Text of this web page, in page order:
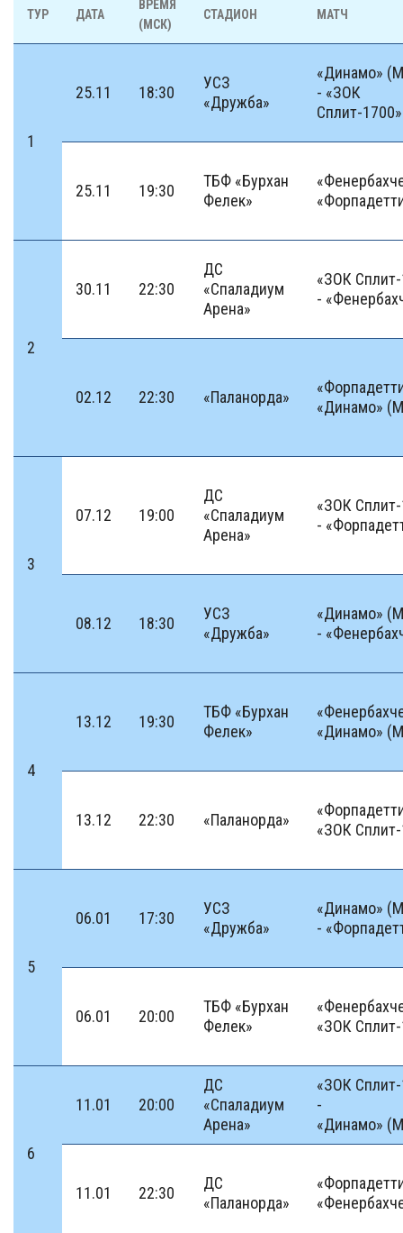
ТУР ДАТА
ВРЕМЯ
(МСК)
СТАДИОН МАТЧ
1
25.11 18:30
УСЗ
«Дружба»
«Динамо»
- «ЗОК
Сплит-1700»
25.11 19:30
ТБФ «Бурхан
Фелек»
2
30.11 22:30
ДС
«Спаладиум
Арена»
«ЗОК
-
02.12 22:30 «Паланорда»
«Динамо»
3
07.12 19:00
ДС
«Спаладиум
Арена»
«ЗОК
-
08.12 18:30
УСЗ
«Дружба»
«Динамо»
-
4
13.12 19:30
ТБФ «Бурхан
Фелек»
«Динамо»
13.12 22:30 «Паланорда»
«ЗОК
5
06.01 17:30
УСЗ
«Дружба»
«Динамо»
-
06.01 20:00
ТБФ «Бурхан
Фелек»
«ЗОК
6
11.01 20:00
ДС
«Спаладиум
Арена»
«ЗОК
-
«Динамо»
11.01 22:30
ДС
«Паланорда»